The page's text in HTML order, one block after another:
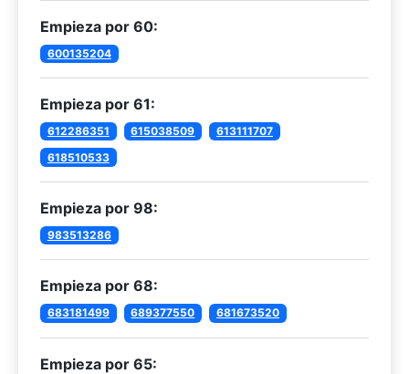
Empieza por 60:
600135204
Empieza por 61:
612286351 615038509
613111707
618510533
Empieza por 98:
983513286
Empieza por 68:
683181499 689377550 681673520
Empieza por 65: